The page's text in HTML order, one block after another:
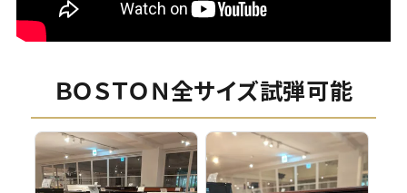
ＢＯＳＴＯＮ全サイズ試弾可能